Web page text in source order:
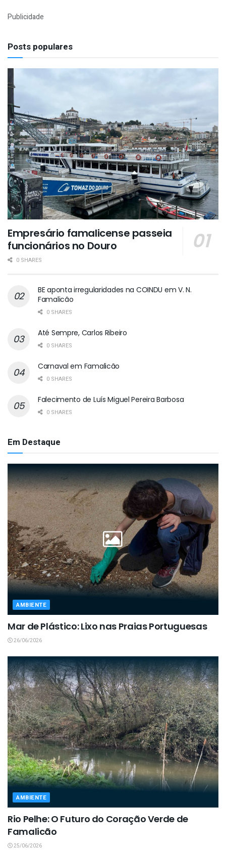
Publicidade
Posts populares
Empresário famalicense passeia
funcionários no Douro
0 SHARES
BE aponta irregularidades na COINDU em V. N.
Famalicão
0 SHARES
Até Sempre, Carlos Ribeiro
0 SHARES
Carnaval em Famalicão
0 SHARES
Falecimento de Luís Miguel Pereira Barbosa
0 SHARES
Em Destaque
AMBIENTE
Mar de Plástico: Lixo nas Praias Portuguesas
26/06/2026
AMBIENTE
Rio Pelhe: O Futuro do Coração Verde de
Famalicão
25/06/2026